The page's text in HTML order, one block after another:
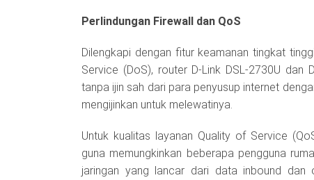
Perlindungan Firewall dan QoS
Dilengkapi dengan fitur keamanan tingkat
Service (DoS), router D-Link DSL-2730U dan
tanpa ijin sah dari para penyusup internet
mengijinkan untuk melewatinya.
Untuk kualitas layanan Quality of Service
guna memungkinkan beberapa pengguna
jaringan yang lancar dari data inbound dan